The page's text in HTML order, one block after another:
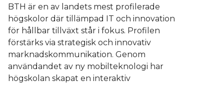
BTH är en av landets mest profilerade
högskolor där tillämpad IT och innovation
för hållbar tillväxt står i fokus. Profilen
förstärks via strategisk och innovativ
marknadskommunikation. Genom
användandet av ny mobilteknologi har
högskolan skapat en interaktiv